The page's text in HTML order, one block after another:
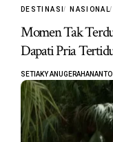
DESTINASI NASIONAL
Momen Tak
Dapati Pria
SETIAKY